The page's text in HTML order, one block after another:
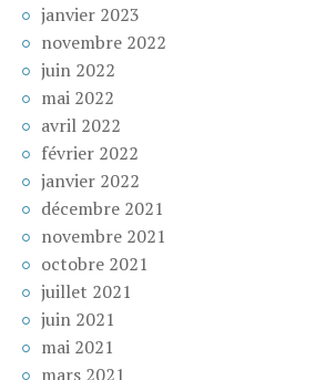
janvier 2023
novembre 2022
juin 2022
mai 2022
avril 2022
février 2022
janvier 2022
décembre 2021
novembre 2021
octobre 2021
juillet 2021
juin 2021
mai 2021
mars 2021